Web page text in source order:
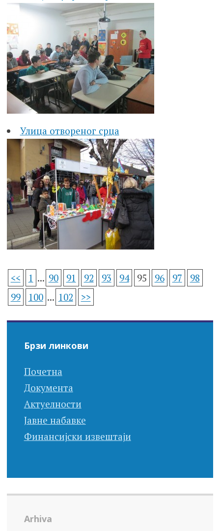
Улица отвореног срца
<< 1 ... 90 91 92 93 94 95 96 97
98
99
100 ... 102 >>
Брзи линкови
Почетна
Документа
Актуелности
Јавне набавке
Финансијски извештаји
Arhiva